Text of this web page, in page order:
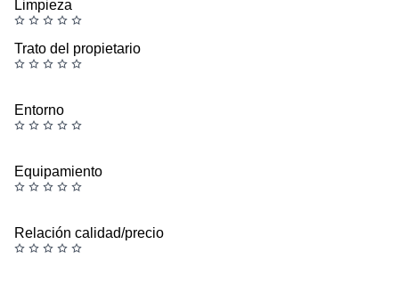
Limpieza
Trato del propietario
Entorno
Equipamiento
Relación calidad/precio